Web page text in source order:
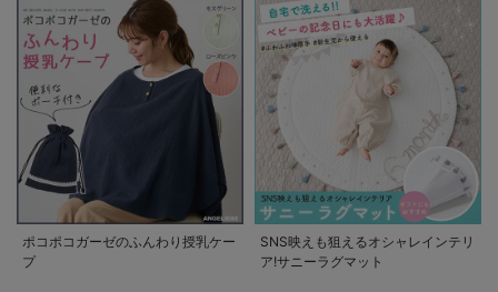
ポコポコガーゼのふんわり授乳ケー
プ
SNS映えも狙えるオシャレインテリ
ア!サニーラグマット